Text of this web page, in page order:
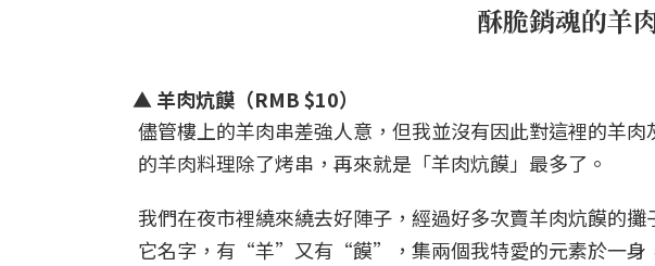
酥脆銷魂的羊
▲ 羊肉炕饃（RMB $10）
儘管樓上的羊肉串差強人意，但我並沒有因此對這裡的羊
的羊肉料理除了烤串，再來就是「羊肉炕饃」最多了。
我們在夜市裡繞來繞去好陣子，經過好多次賣羊肉炕饃的
它名字， 有“羊”又有“饃”
，集兩個我特愛的元素於一